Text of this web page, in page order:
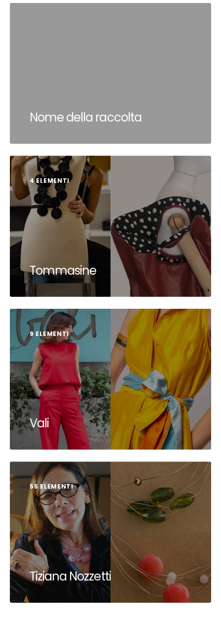
Nome della raccolta
4 ELEMENTI
Tommasine
9 ELEMENTI
Vali
55 ELEMENTI
Tiziana Nozzetti